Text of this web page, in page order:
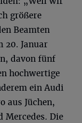
größere
Beamten
20. Januar
davon fünf
hochwertige
ein Audi
aus Jüchen,
Mercedes. Die